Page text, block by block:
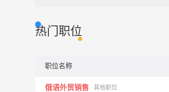
热门职位
职位名称
俄语外贸销售 其他职位